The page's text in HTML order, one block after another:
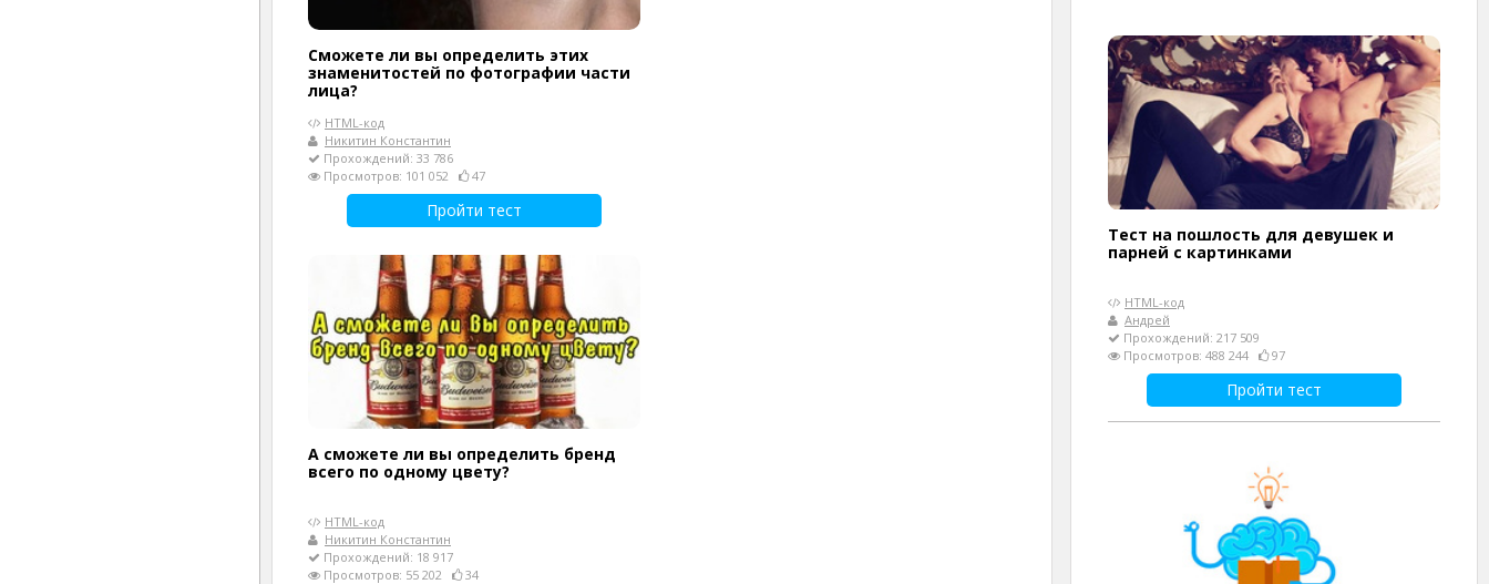
Сможете ли вы определить этих
знаменитостей по фотографии части
лица?
HTML-код
Никитин Константин
Прохождений: 33 786
Просмотров: 101 052
47
Пройти тест
А сможете ли вы определить бренд
всего по одному цвету?
HTML-код
Никитин Константин
Прохождений: 18 917
Просмотров: 55 202
34
Тест на пошлость для девушек и
парней с картинками
HTML-код
Андрей
Прохождений: 217 509
Просмотров: 488 244
97
Пройти тест